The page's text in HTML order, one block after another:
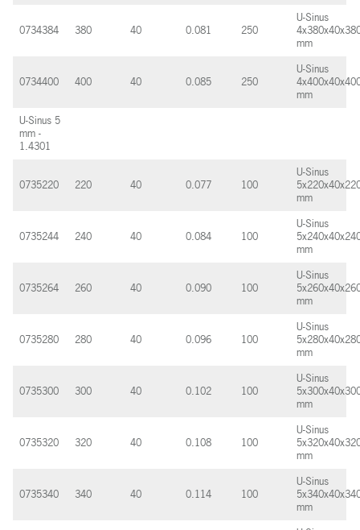
0734384 380 40 0.081 250
U-Sinus
mm
0734400 400 40 0.085 250
U-Sinus
mm
U-Sinus 5
mm -
1.4301
0735220 220 40 0.077 100
U-Sinus
mm
0735244 240 40 0.084 100
U-Sinus
mm
0735264 260 40 0.090 100
U-Sinus
mm
0735280 280 40 0.096 100
U-Sinus
mm
0735300 300 40 0.102 100
U-Sinus
mm
0735320 320 40 0.108 100
U-Sinus
mm
0735340 340 40 0.114 100
U-Sinus
mm